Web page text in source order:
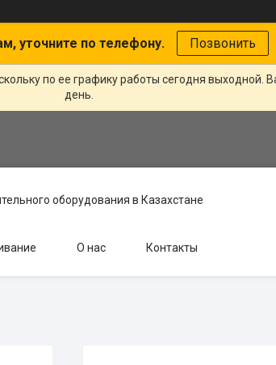
уточните по телефону. Позвонить
по ее графику работы сегодня выходной.
день.
оборудования в Казахстане
О нас Контакты